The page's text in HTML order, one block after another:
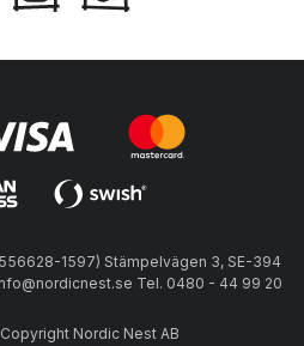
1597) Stämpelvägen 3, SE-394
Tel. 0480 - 44 99 20
Nordic Nest AB